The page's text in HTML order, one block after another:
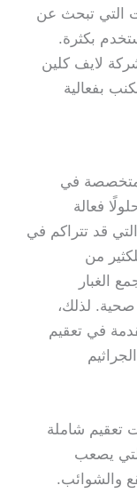
التي تبحث عن
بكثرة.
لايف كلين
بفعالية
في
فعالة
قد تتراكم في
من
الغبار
لذلك،
في تعقيم
تعقيم شاملة
يصعب
والشوائب.